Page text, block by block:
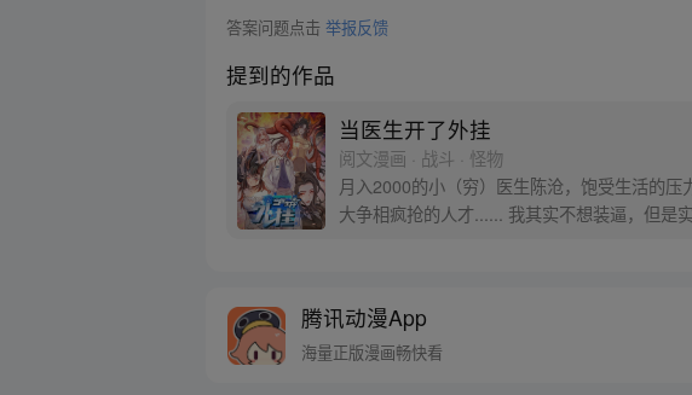
答案问题点击举报反馈
提到的作品
当医生开了外挂
阅文漫画 · 战斗 · 怪物
月入2000的小（穷）医生陈沧，饱受生活的
大争相疯抢的人才...... 我其实不想装逼，但是
腾讯动漫App
海量正版漫画畅快看